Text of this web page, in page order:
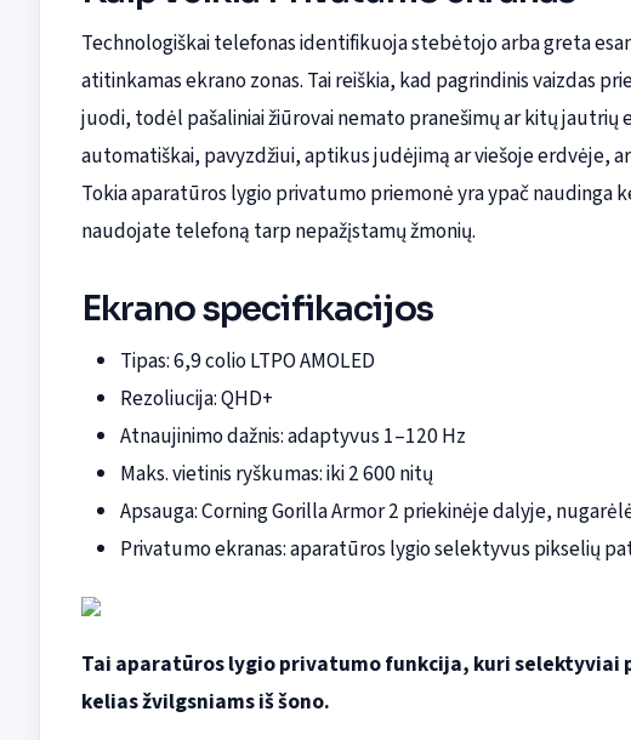
Technologiškai telefonas identifikuoja stebėtojo arba greta
atitinkamas ekrano zonas. Tai reiškia, kad pagrindinis vaizdas
juodi, todėl pašaliniai žiūrovai nemato pranešimų ar kitų
automatiškai, pavyzdžiui, aptikus judėjimą ar viešoje erdvėje,
Tokia aparatūros lygio privatumo priemonė yra ypač naudinga
naudojate telefoną tarp nepažįstamų žmonių.
Ekrano specifikacijos
Tipas: 6,9 colio LTPO AMOLED
Rezoliucija: QHD+
Atnaujinimo dažnis: adaptyvus 1–120 Hz
Maks. vietinis ryškumas: iki 2 600 nitų
Apsauga: Corning Gorilla Armor 2 priekinėje dalyje,
Privatumo ekranas: aparatūros lygio selektyvus pikselių
Tai aparatūros lygio privatumo funkcija, kuri selektyviai
kelias žvilgsniams iš šono.